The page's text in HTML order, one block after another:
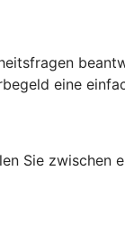
eine
Sie zwischen